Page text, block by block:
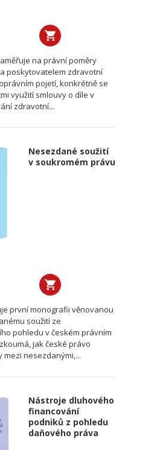
na právní poměry
poskytovatelem zdravotní
pojetí, konkrétně se
využití smlouvy o díle v
zdravotní...
Nesezdané soužití
v soukromém právu
první monografii věnovanou
soužití ze
pohledu v českém právním
jak české právo
nesezdanými,...
Nástroje dluhového
financování
podniků z pohledu
daňového práva